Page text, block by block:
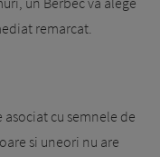
remarcat.
cu semnele de
si uneori nu are